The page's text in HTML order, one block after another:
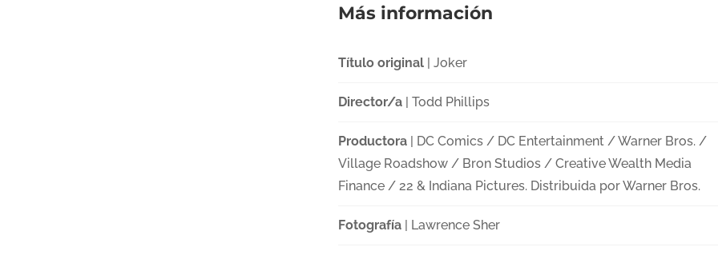
Más información
Título original| Joker
Director/a| Todd Phillips
Productora| DC Comics / DC Entertainment / Warner Bros. /
Village Roadshow / Bron Studios / Creative Wealth Media
Finance / 22 & Indiana Pictures. Distribuida por Warner Bros.
Fotografía| Lawrence Sher